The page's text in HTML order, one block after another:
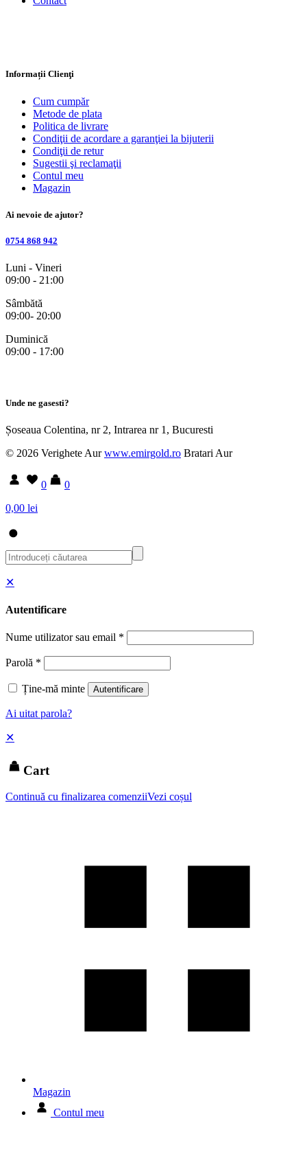
Informații Clienţi
Cum cumpăr
Metode de plata
Politica de livrare
Condiţii de acordare a garanţiei la bijuterii
Condiţii de retur
Sugestii şi reclamaţii
Contul meu
Magazin
Ai nevoie de ajutor?
0754 868 942
Luni - Vineri
09:00 - 21:00
Sâmbătă
09:00- 20:00
Duminică
09:00 - 17:00
Unde ne gasesti?
Șoseaua Colentina, nr 2, Intrarea nr 1, Bucuresti
© 2026 Verighete Aurwww.emirgold.ro Bratari Aur
0
0
0,00 lei
✕
Autentificare
Nume utilizator sau email *
Parolă *
Ține-mă minte Autentificare
Ai uitat parola?
✕
Cart
Continuă cu finalizarea comenziiVezi coșul
Magazin
Contul meu